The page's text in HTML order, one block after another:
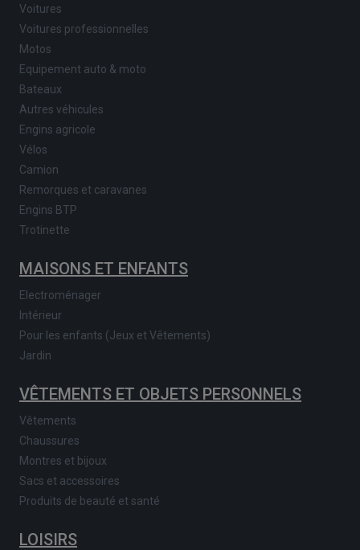
Voitures
Voitures professionnelles
Motos
Equipement auto & moto
Bateaux
Autres véhicules
Engins agricole
Vélos
Camion
Remorques et caravanes
Engins BTP
Trotinette
MAISONS ET ENFANTS
Electroménager
Intérieur
Pour les enfants (Jeux et Vêtements)
Jardin
VÊTEMENTS ET OBJETS PERSONNELS
Vêtements
Chaussures
Montres et bijoux
Sacs et accessoires
Produits de beauté et santé
LOISIRS